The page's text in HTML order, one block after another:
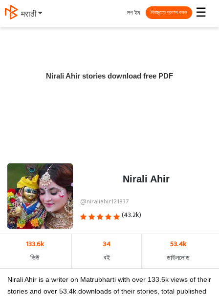
मराठी ☰
লগ ইন বিনামূল্যে প্রকাশ করুন
Nirali Ahir stories download free PDF
Nirali Ahir
@niraliahir121837
(43.2k)
133.6k
ভিউ
34
বই
53.4k
ডাউনলোড
Nirali Ahir is a writer on Matrubharti with over 133.6k views of their
stories and over 53.4k downloads of their stories, total published